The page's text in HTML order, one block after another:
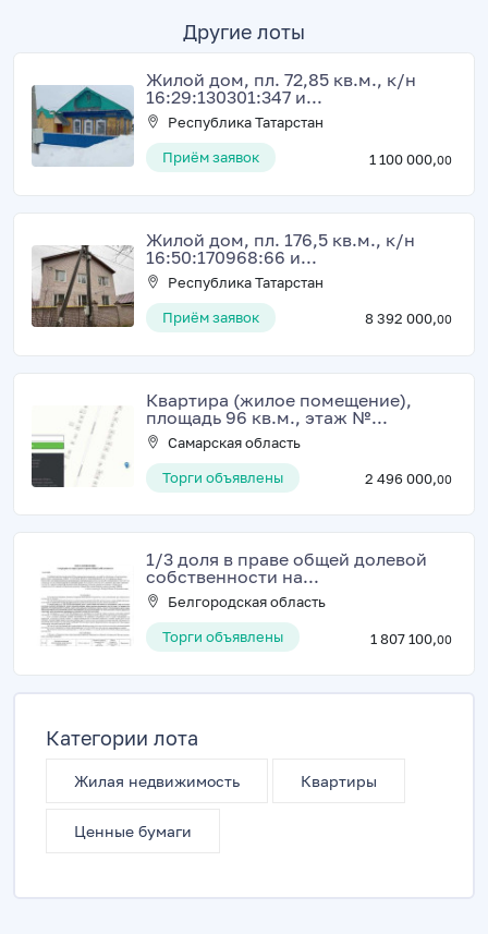
Другие лоты
Жилой дом, пл. 72,85 кв.м., к/н
16:29:130301:347 и...
Республика Татарстан
Приём заявок
1 100 000,00
Жилой дом, пл. 176,5 кв.м., к/н
16:50:170968:66 и...
Республика Татарстан
Приём заявок
8 392 000,00
Квартира (жилое помещение),
площадь 96 кв.м., этаж №...
Самарская область
Торги объявлены
2 496 000,00
1/3 доля в праве общей долевой
собственности на...
Белгородская область
Торги объявлены
1 807 100,00
Категории лота
Жилая недвижимость Квартиры
Ценные бумаги